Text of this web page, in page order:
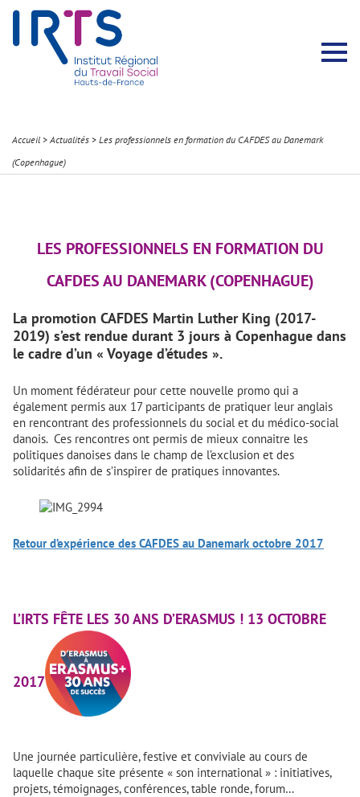
Accueil >Actualités > Les professionnels en formation du CAFDES au Danemark
(Copenhague)
LES PROFESSIONNELS EN FORMATION DU
CAFDES AU DANEMARK (COPENHAGUE)
La promotion CAFDES Martin Luther King (2017-
2019) s’est rendue durant 3 jours à Copenhague dans
le cadre d’un « Voyage d’études ».
Un moment fédérateur pour cette nouvelle promo qui a
également permis aux 17 participants de pratiquer leur anglais
en rencontrant des professionnels du social et du médico-social
danois. Ces rencontres ont permis de mieux connaitre les
politiques danoises dans le champ de l’exclusion et des
solidarités afin de s’inspirer de pratiques innovantes.
Retour d’expérience des CAFDES au Danemark octobre 2017
L’IRTS FÊTE LES 30 ANS D’ERASMUS ! 13 OCTOBRE
2017
Une journée particulière, festive et conviviale au cours de
laquelle chaque site présente « son international » : initiatives,
projets, témoignages, conférences, table ronde, forum…